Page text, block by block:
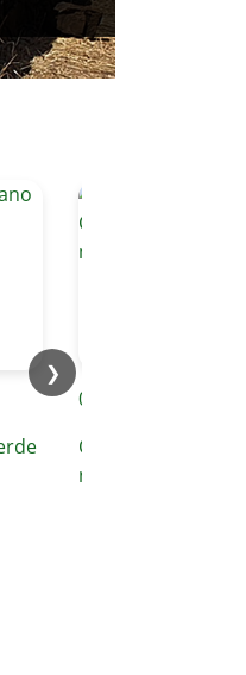
❯
09-06-2026
Compromiso diario
nuestros espacios